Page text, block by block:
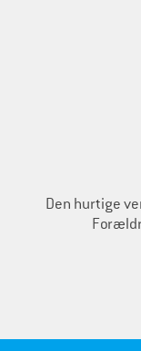
Den hurtige